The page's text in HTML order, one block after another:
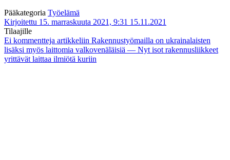
Pääkategoria Työelämä
Kirjoitettu 15. marraskuuta 2021, 9:31 15.11.2021
Tilaajille
Ei kommentteja artikkeliin Rakennustyömailla on ukrainalaisten
lisäksi myös laittomia valkovenäläisiä — Nyt isot rakennusliikkeet
yrittävät laittaa ilmiötä kuriin